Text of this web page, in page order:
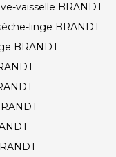
vaisselle BRANDT
linge BRANDT
BRANDT